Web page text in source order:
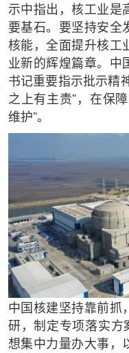
示中指出，核工业是
要基石。要坚持安全
核能，全面提升核工
业新的辉煌篇章。中
书记重要指示批示精
之上有主责”，在保
维护”。
中国核建坚持靠前抓
研，制定专项落实方
想集中力量办大事，